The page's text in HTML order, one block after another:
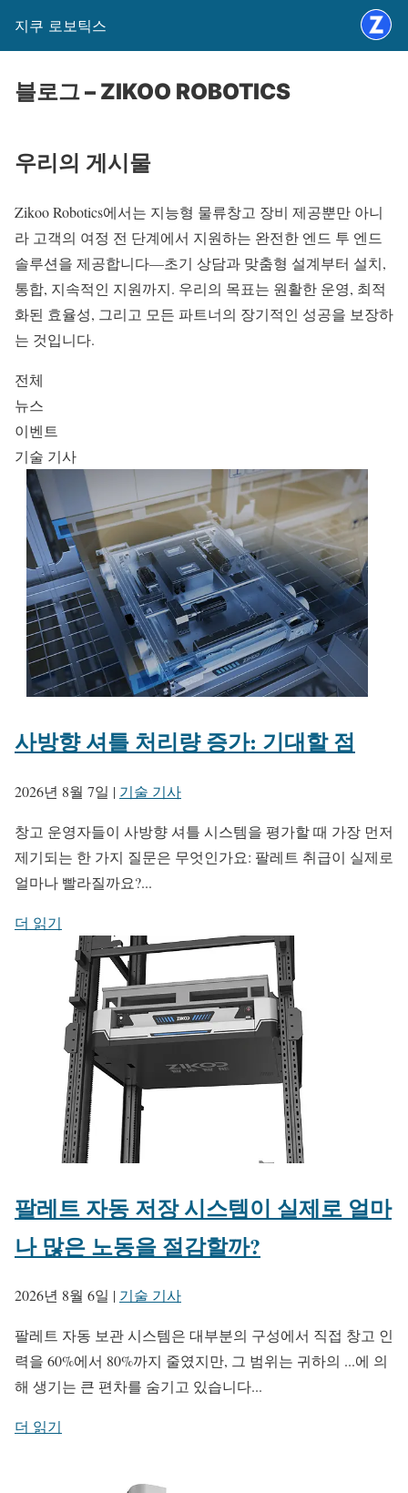
지쿠 로보틱스
블로그 – ZIKOO ROBOTICS
우리의 게시물
Zikoo Robotics에서는 지능형 물류창고 장비 제공뿐만 아니
라 고객의 여정 전 단계에서 지원하는 완전한 엔드 투 엔드
솔루션을 제공합니다—초기 상담과 맞춤형 설계부터 설치,
통합, 지속적인 지원까지. 우리의 목표는 원활한 운영, 최적
화된 효율성, 그리고 모든 파트너의 장기적인 성공을 보장하
는 것입니다.
전체
뉴스
이벤트
기술 기사
사방향 셔틀 처리량 증가: 기대할 점
2026년 8월 7일 | 기술 기사
창고 운영자들이 사방향 셔틀 시스템을 평가할 때 가장 먼저
제기되는 한 가지 질문은 무엇인가요: 팔레트 취급이 실제로
얼마나 빨라질까요?...
더 읽기
팔레트 자동 저장 시스템이 실제로 얼마
나 많은 노동을 절감할까?
2026년 8월 6일 | 기술 기사
팔레트 자동 보관 시스템은 대부분의 구성에서 직접 창고 인
력을 60%에서 80%까지 줄였지만, 그 범위는 귀하의 ...에 의
해 생기는 큰 편차를 숨기고 있습니다...
더 읽기